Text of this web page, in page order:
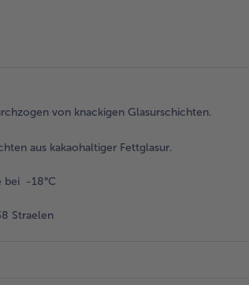
von knackigen Glasurschichten.
aus kakaohaltiger Fettglasur.
bei -18°C
Straelen